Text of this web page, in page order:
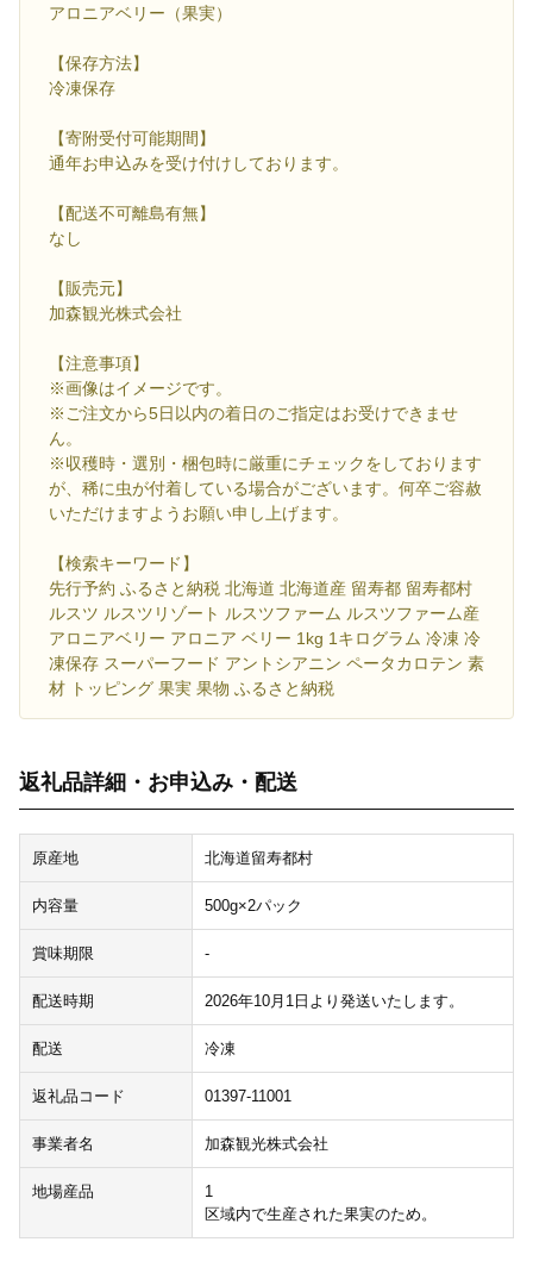
アロニアベリー（果実）
【保存方法】
冷凍保存
【寄附受付可能期間】
通年お申込みを受け付けしております。
【配送不可離島有無】
なし
【販売元】
加森観光株式会社
【注意事項】
※画像はイメージです。
※ご注文から5日以内の着日のご指定はお受けできませ
ん。
※収穫時・選別・梱包時に厳重にチェックをしております
が、稀に虫が付着している場合がございます。何卒ご容赦
いただけますようお願い申し上げます。
【検索キーワード】
先行予約 ふるさと納税 北海道 北海道産 留寿都 留寿都村
ルスツ ルスツリゾート ルスツファーム ルスツファーム産
アロニアベリー アロニア ベリー 1kg 1キログラム 冷凍 冷
凍保存 スーパーフード アントシアニン ペータカロテン 素
材 トッピング 果実 果物 ふるさと納税
返礼品詳細・お申込み・配送
原産地 北海道留寿都村
内容量 500g×2パック
賞味期限 -
配送時期 2026年10月1日より発送いたします。
配送 冷凍
返礼品コード 01397-11001
事業者名 加森観光株式会社
地場産品
1
区域内で生産された果実のため。